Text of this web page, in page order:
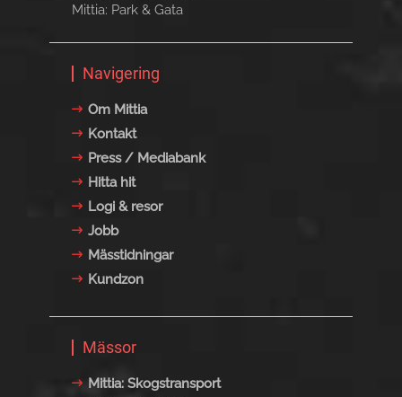
Mittia: Park & Gata
Navigering
Om Mittia
Kontakt
Press / Mediabank
Hitta hit
Logi & resor
Jobb
Mässtidningar
Kundzon
Mässor
Mittia: Skogstransport